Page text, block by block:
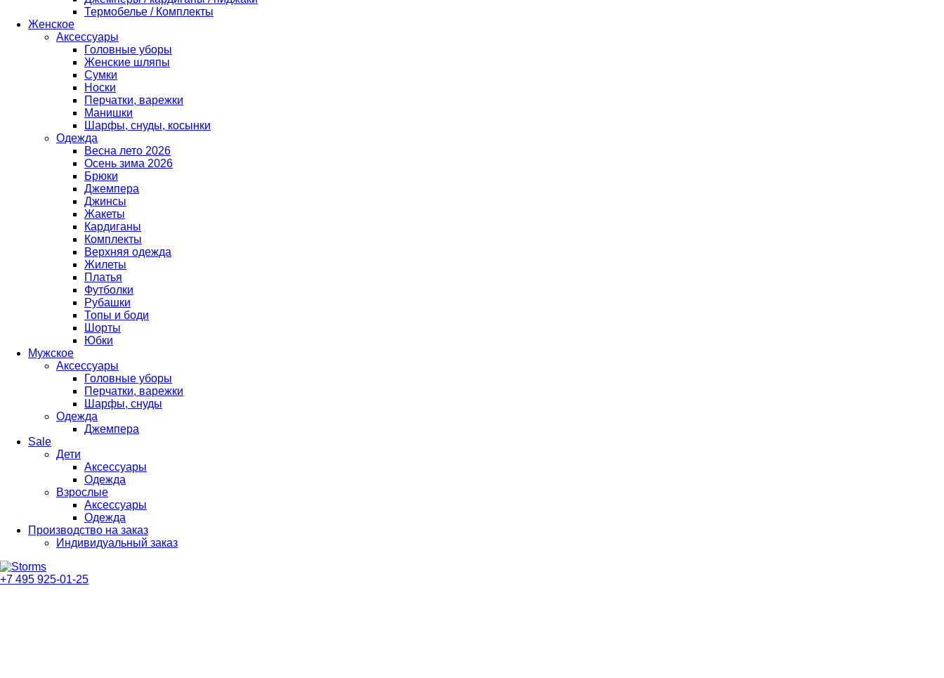
Термобелье / Комплекты
Женское
Аксессуары
Головные уборы
Женские шляпы
Сумки
Носки
Перчатки, варежки
Манишки
Шарфы, снуды, косынки
Одежда
Весна лето 2026
Осень зима 2026
Брюки
Джемпера
Джинсы
Жакеты
Кардиганы
Комплекты
Верхняя одежда
Жилеты
Платья
Футболки
Рубашки
Топы и боди
Шорты
Юбки
Мужское
Аксессуары
Головные уборы
Перчатки, варежки
Шарфы, снуды
Одежда
Джемпера
Sale
Дети
Аксессуары
Одежда
Взрослые
Аксессуары
Одежда
Производство на заказ
Индивидуальный заказ
+7 495 925-01-25